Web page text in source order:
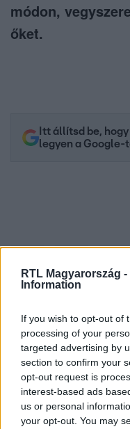
RTL Magyarország -
Information
If you wish to opt-out of
processing of your
targeted advertising by
section to confirm your
opt-out request is
interest-based ads
us or personal
your opt-out. You may
módon,
őket.
Itt állítsd be,
legyen a
Kövess minket,
Facebookon is!